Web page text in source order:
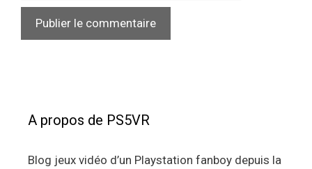
A propos de PS5VR
Blog jeux vidéo d’un Playstation fanboy depuis la